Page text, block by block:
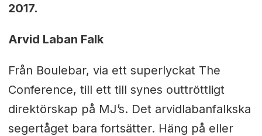
2017.
Arvid Laban Falk
Från Boulebar, via ett superlyckat The
Conference, till ett till synes outtröttligt
direktörskap på MJ’s. Det arvidlabanfalkska
segertåget bara fortsätter. Häng på eller